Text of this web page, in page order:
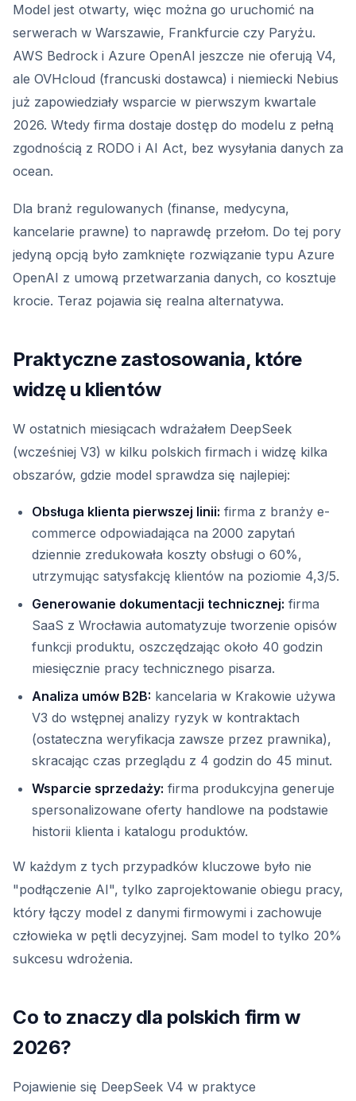
Model jest otwarty, więc można go uruchomić na
serwerach w Warszawie, Frankfurcie czy Paryżu.
AWS Bedrock i Azure OpenAI jeszcze nie oferują V4,
ale OVHcloud (francuski dostawca) i niemiecki Nebius
już zapowiedziały wsparcie w pierwszym kwartale
2026. Wtedy firma dostaje dostęp do modelu z pełną
zgodnością z RODO i AI Act, bez wysyłania danych za
ocean.
Dla branż regulowanych (finanse, medycyna,
kancelarie prawne) to naprawdę przełom. Do tej pory
jedyną opcją było zamknięte rozwiązanie typu Azure
OpenAI z umową przetwarzania danych, co kosztuje
krocie. Teraz pojawia się realna alternatywa.
Praktyczne zastosowania, które
widzę u klientów
W ostatnich miesiącach wdrażałem DeepSeek
(wcześniej V3) w kilku polskich firmach i widzę kilka
obszarów, gdzie model sprawdza się najlepiej:
Obsługa klienta pierwszej linii: firma z branży e-
commerce odpowiadająca na 2000 zapytań
dziennie zredukowała koszty obsługi o 60%,
utrzymując satysfakcję klientów na poziomie 4,3/5.
Generowanie dokumentacji technicznej: firma
SaaS z Wrocławia automatyzuje tworzenie opisów
funkcji produktu, oszczędzając około 40 godzin
miesięcznie pracy technicznego pisarza.
Analiza umów B2B: kancelaria w Krakowie używa
V3 do wstępnej analizy ryzyk w kontraktach
(ostateczna weryfikacja zawsze przez prawnika),
skracając czas przeglądu z 4 godzin do 45 minut.
Wsparcie sprzedaży: firma produkcyjna generuje
spersonalizowane oferty handlowe na podstawie
historii klienta i katalogu produktów.
W każdym z tych przypadków kluczowe było nie
"podłączenie AI", tylko zaprojektowanie obiegu pracy,
który łączy model z danymi firmowymi i zachowuje
człowieka w pętli decyzyjnej. Sam model to tylko 20%
sukcesu wdrożenia.
Co to znaczy dla polskich firm w
2026?
Pojawienie się DeepSeek V4 w praktyce